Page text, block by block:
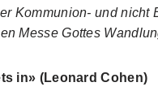
Kommunion- und
Messe Gottes
in» (Leonard Cohen)